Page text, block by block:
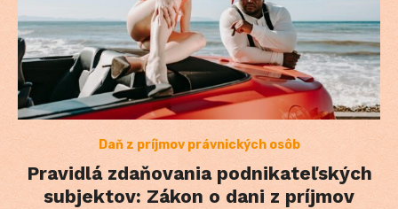
Daň z príjmov právnických osôb
Pravidlá zdaňovania podnikateľských
subjektov: Zákon o dani z príjmov